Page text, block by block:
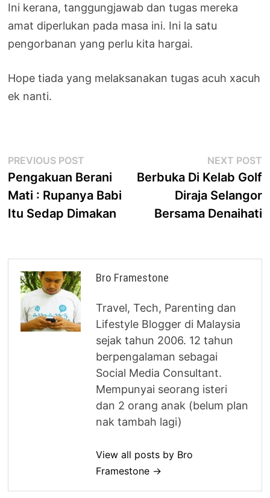
Ini kerana, tanggungjawab dan tugas mereka
amat diperlukan pada masa ini. Ini la satu
pengorbanan yang perlu kita hargai.
Hope tiada yang melaksanakan tugas acuh xacuh
ek nanti.
Post
navigation
PREVIOUS POST
post:
Pengakuan Berani
Mati : Rupanya Babi
Itu Sedap Dimakan
NEXT POST
Berbuka Di Kelab Golf
Diraja Selangor
Bersama Denaihati
Bro Framestone
Travel, Tech, Parenting dan
Lifestyle Blogger di Malaysia
sejak tahun 2006. 12 tahun
berpengalaman sebagai
Social Media Consultant.
Mempunyai seorang isteri
dan 2 orang anak (belum plan
nak tambah lagi)
View all posts by Bro
Framestone →